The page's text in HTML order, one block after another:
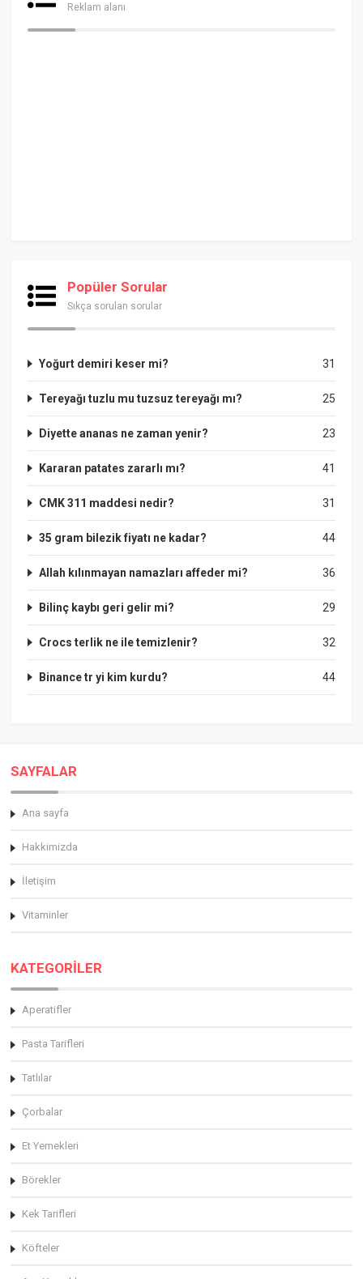
Reklam alanı
Popüler Sorular
Sıkça sorulan sorular
31
Yoğurt demiri keser mi?
25
Tereyağı tuzlu mu tuzsuz tereyağı mı?
23
Diyette ananas ne zaman yenir?
41
Kararan patates zararlı mı?
31
CMK 311 maddesi nedir?
44
35 gram bilezik fiyatı ne kadar?
36
Allah kılınmayan namazları affeder mi?
29
Bilinç kaybı geri gelir mi?
32
Crocs terlik ne ile temizlenir?
44
Binance tr yi kim kurdu?
SAYFALAR
Ana sayfa
Hakkimizda
İletişim
Vitaminler
KATEGORİLER
Aperatifler
Pasta Tarifleri
Tatlılar
Çorbalar
Et Yemekleri
Börekler
Kek Tarifleri
Köfteler